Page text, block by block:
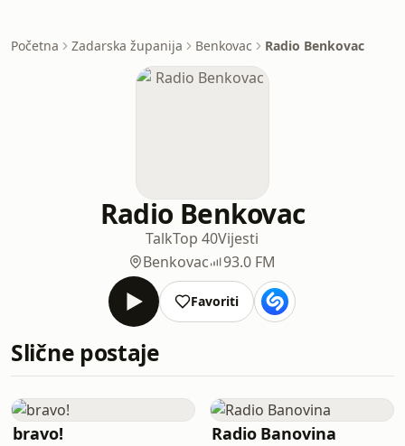
Početna Zadarska županija Benkovac Radio Benkovac
Radio Benkovac
TalkTop 40Vijesti
Benkovac
93.0 FM
Favoriti
Slične postaje
bravo! Radio Banovina